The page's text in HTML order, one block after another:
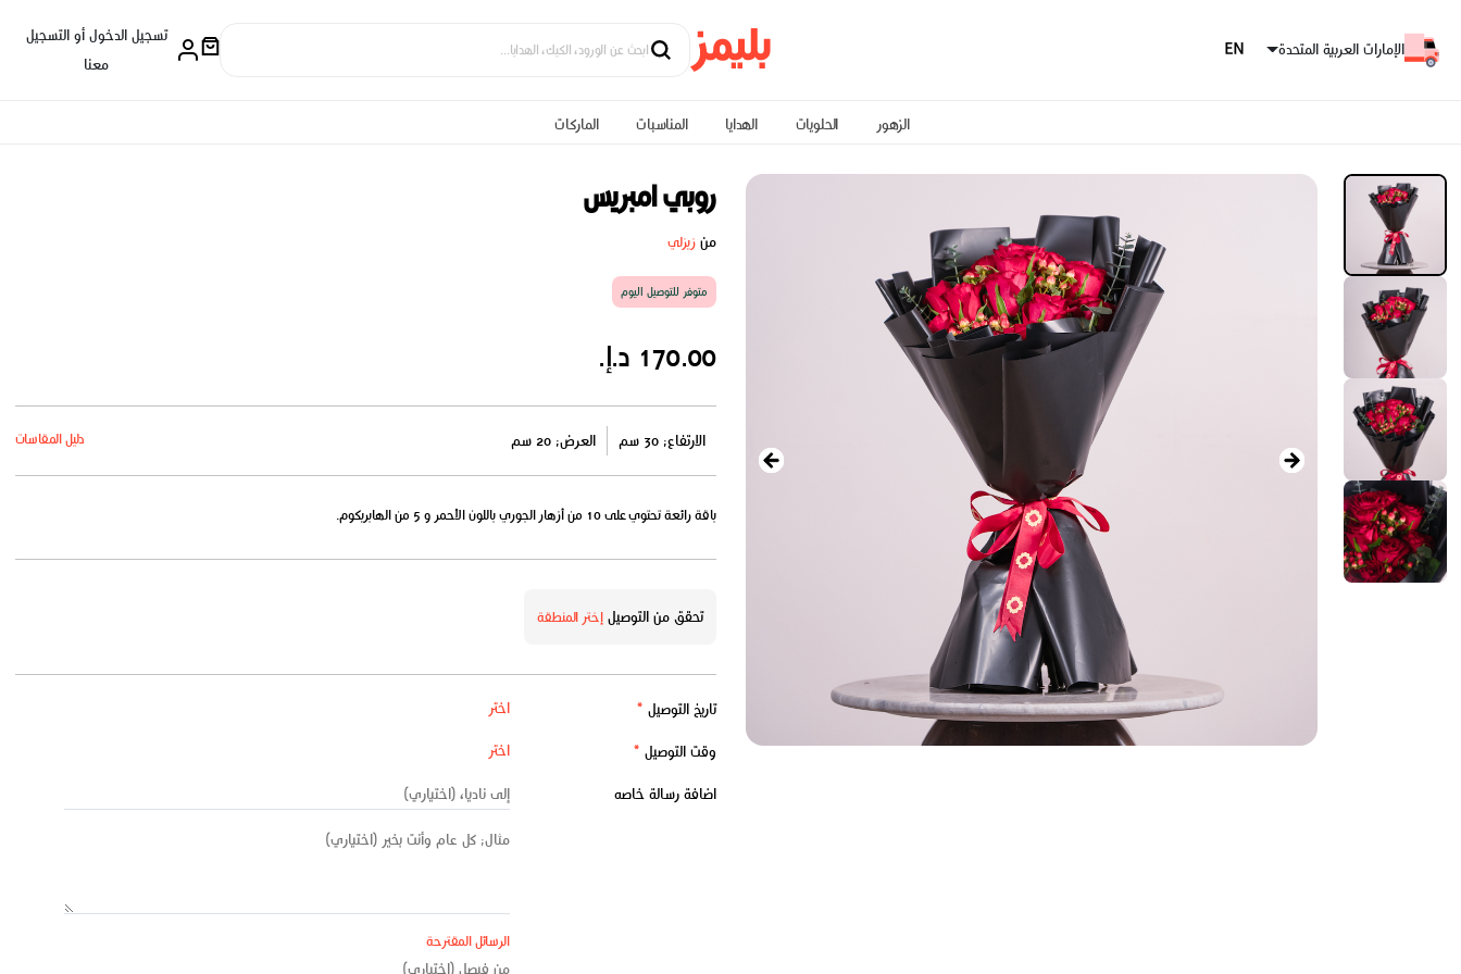
الإمارات العربية المتحدة
تسجيل الدخول أو التسجيل
معنا
الزهور الحلويات الهدايا المناسبات الماركات
روبي امبريس
منزيزلي
متوفر للتوصيل اليوم
170.00 د.إ.
الارتفاع: 30 سم العرض: 20 سم دليل المقاسات
باقة رائعة تحتوي على 10 من أزهار الجوري باللون الأحمر و 5 من الهابريكوم.
تحقق من التوصيلإختر المنطقة
تاريخ التوصيل *
وقت التوصيل *
اضافة رسالة خاصه
الرسائل المقترحة